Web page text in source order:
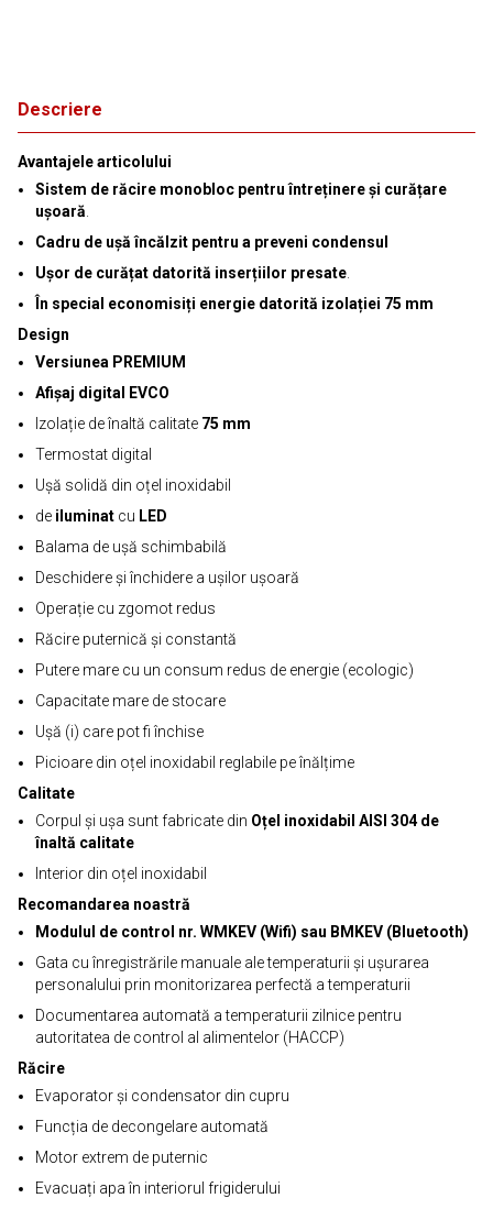
Descriere
Avantajele articolului
Sistem de răcire monobloc pentru întreținere și curățare
ușoară
Cadru de ușă încălzit pentru a preveni condensul
Ușor de curățat datorită inserțiilor presate
În special economisiți energie datorită izolației 75 mm
Design
Versiunea PREMIUM
Afișaj digital EVCO
Izolație de înaltă calitate 75 mm
Termostat digital
Ușă solidă din oțel inoxidabil
de iluminat cu LED
Balama de ușă schimbabilă
Deschidere și închidere a ușilor ușoară
Operație cu zgomot redus
Răcire puternică și constantă
Putere mare cu un consum redus de energie (ecologic)
Capacitate mare de stocare
Ușă (i) care pot fi închise
Picioare din oțel inoxidabil reglabile pe înălțime
Calitate
Corpul și ușa sunt fabricate din Oțel inoxidabil AISI 304 de
înaltă calitate
Interior din oțel inoxidabil
Recomandarea noastră
Modulul de control nr. WMKEV (Wifi) sau BMKEV (Bluetooth)
Gata cu înregistrările manuale ale temperaturii și ușurarea
personalului prin monitorizarea perfectă a temperaturii
Documentarea automată a temperaturii zilnice pentru
autoritatea de control al alimentelor (HACCP)
Răcire
Evaporator și condensator din cupru
Funcția de decongelare automată
Motor extrem de puternic
Evacuați apa în interiorul frigiderului